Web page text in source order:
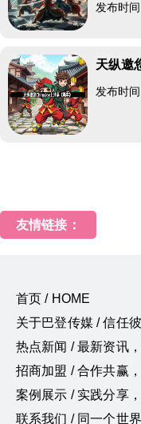
发布时
天纵邀
发布时
友情链接：
首页 / HOME
关于巴登传媒 / 信任
热点新闻 / 最新资讯
招商加盟 / 合作共赢
案例展示 / 实践分享
联系我们 / 同一个世